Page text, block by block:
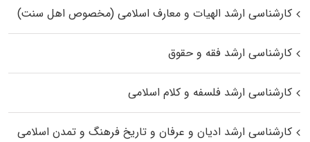
کارشناسی ارشد الهیات و معارف اسلامی (مخصوص اهل سنت)
کارشناسی ارشد فقه و حقوق
کارشناسی ارشد فلسفه و کلام اسلامی
کارشناسی ارشد ادیان و عرفان و تاریخ فرهنگ و تمدن اسلامی